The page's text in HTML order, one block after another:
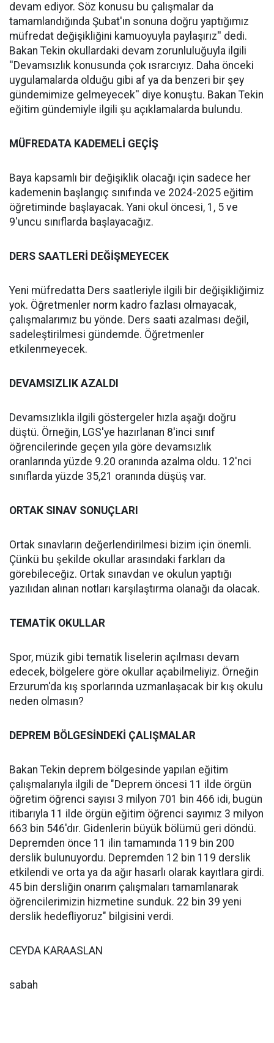
devam ediyor. Söz konusu bu çalışmalar da
tamamlandığında Şubat'ın sonuna doğru yaptığımız
müfredat değişikliğini kamuoyuyla paylaşırız'' dedi.
Bakan Tekin okullardaki devam zorunluluğuyla ilgili
''Devamsızlık konusunda çok ısrarcıyız. Daha önceki
uygulamalarda olduğu gibi af ya da benzeri bir şey
gündemimize gelmeyecek'' diye konuştu. Bakan Tekin
eğitim gündemiyle ilgili şu açıklamalarda bulundu.
MÜFREDATA KADEMELİ GEÇİŞ
Baya kapsamlı bir değişiklik olacağı için sadece her
kademenin başlangıç sınıfında ve 2024-2025 eğitim
öğretiminde başlayacak. Yani okul öncesi, 1, 5 ve
9'uncu sınıflarda başlayacağız.
DERS SAATLERİ DEĞİŞMEYECEK
Yeni müfredatta Ders saatleriyle ilgili bir değişikliğimiz
yok. Öğretmenler norm kadro fazlası olmayacak,
çalışmalarımız bu yönde. Ders saati azalması değil,
sadeleştirilmesi gündemde. Öğretmenler
etkilenmeyecek.
DEVAMSIZLIK AZALDI
Devamsızlıkla ilgili göstergeler hızla aşağı doğru
düştü. Örneğin, LGS'ye hazırlanan 8'inci sınıf
öğrencilerinde geçen yıla göre devamsızlık
oranlarında yüzde 9.20 oranında azalma oldu. 12'nci
sınıflarda yüzde 35,21 oranında düşüş var.
ORTAK SINAV SONUÇLARI
Ortak sınavların değerlendirilmesi bizim için önemli.
Çünkü bu şekilde okullar arasındaki farkları da
görebileceğiz. Ortak sınavdan ve okulun yaptığı
yazılıdan alınan notları karşılaştırma olanağı da olacak.
TEMATİK OKULLAR
Spor, müzik gibi tematik liselerin açılması devam
edecek, bölgelere göre okullar açabilmeliyiz. Örneğin
Erzurum'da kış sporlarında uzmanlaşacak bir kış okulu
neden olmasın?
DEPREM BÖLGESİNDEKİ ÇALIŞMALAR
Bakan Tekin deprem bölgesinde yapılan eğitim
çalışmalarıyla ilgili de "Deprem öncesi 11 ilde örgün
öğretim öğrenci sayısı 3 milyon 701 bin 466 idi, bugün
itibarıyla 11 ilde örgün eğitim öğrenci sayımız 3 milyon
663 bin 546'dır. Gidenlerin büyük bölümü geri döndü.
Depremden önce 11 ilin tamamında 119 bin 200
derslik bulunuyordu. Depremden 12 bin 119 derslik
etkilendi ve orta ya da ağır hasarlı olarak kayıtlara girdi.
45 bin dersliğin onarım çalışmaları tamamlanarak
öğrencilerimizin hizmetine sunduk. 22 bin 39 yeni
derslik hedefliyoruz" bilgisini verdi.
CEYDA KARAASLAN
sabah